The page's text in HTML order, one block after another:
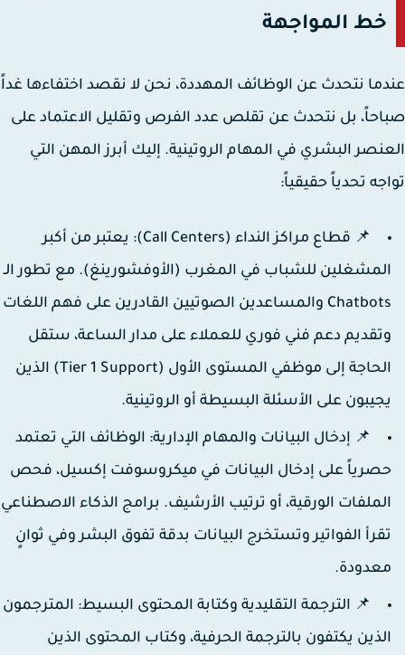
خط المواجهة
نتحدث عن الوظائف المهددة، نحن لا نقصد اختفاءها غداً
بل نتحدث عن تقلص عدد الفرص وتقليل الاعتماد على
البشري في المهام الروتينية. إليك أبرز المهن التي
تحدياً حقيقياً:
📌 قطاع مراكز النداء (Call Centers):
يعتبر من أكبر
للشباب في المغرب (الأوفشورينغ). مع تطور الـ
Chatbots والمساعدين الصوتيين القادرين على فهم اللغات
دعم فني فوري للعملاء على مدار الساعة، ستقل
الحاجة إلى موظفي المستوى الأول (Tier 1 Support) الذين
على الأسئلة البسيطة أو الروتينية.
📌 إدخال البيانات والمهام الإدارية:الوظائف التي تعتمد
على إدخال البيانات في ميكروسوفت إكسيل، فحص
الورقية، أو ترتيب الأرشيف. برامج الذكاء الاصطناعي
الفواتير وتستخرج البيانات بدقة تفوق البشر وفي ثوانٍ
📌 الترجمة التقليدية وكتابة المحتوى البسيط:المترجمون
يكتفون بالترجمة الحرفية، وكتاب المحتوى الذين